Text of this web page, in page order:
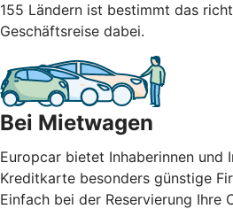
155 Ländern ist bestimmt das
Geschäftsreise dabei.
Bei Mietwagen
Europcar bietet Inhaberinnen und
Kreditkarte besonders günstige
Einfach bei der Reservierung Ihre